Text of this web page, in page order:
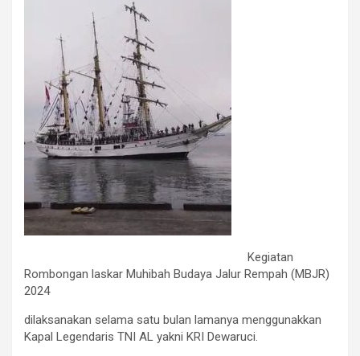
Kegiatan
Rombongan laskar Muhibah Budaya Jalur Rempah (MBJR)
2024
dilaksanakan selama satu bulan lamanya menggunakkan
Kapal Legendaris TNI AL yakni KRI Dewaruci.